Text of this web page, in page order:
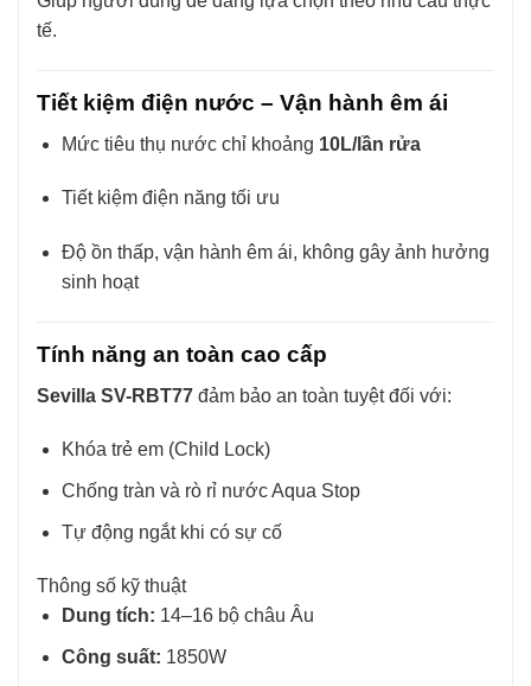
tế.
Tiết kiệm điện nước – Vận hành êm ái
Mức tiêu thụ nước chỉ khoảng 10L/lần rửa
Tiết kiệm điện năng tối ưu
Độ ồn thấp, vận hành êm ái, không gây ảnh hưởng
sinh hoạt
Tính năng an toàn cao cấp
Sevilla SV-RBT77 đảm bảo an toàn tuyệt đối với:
Khóa trẻ em (Child Lock)
Chống tràn và rò rỉ nước Aqua Stop
Tự động ngắt khi có sự cố
Thông số kỹ thuật
Dung tích: 14–16 bộ châu Âu
Công suất: 1850W